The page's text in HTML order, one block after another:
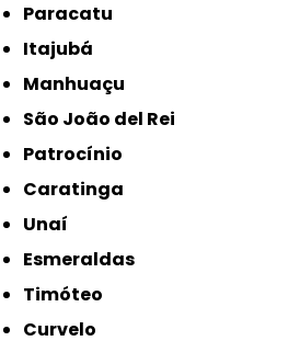
Paracatu
Itajubá
Manhuaçu
São João del Rei
Patrocínio
Caratinga
Unaí
Esmeraldas
Timóteo
Curvelo